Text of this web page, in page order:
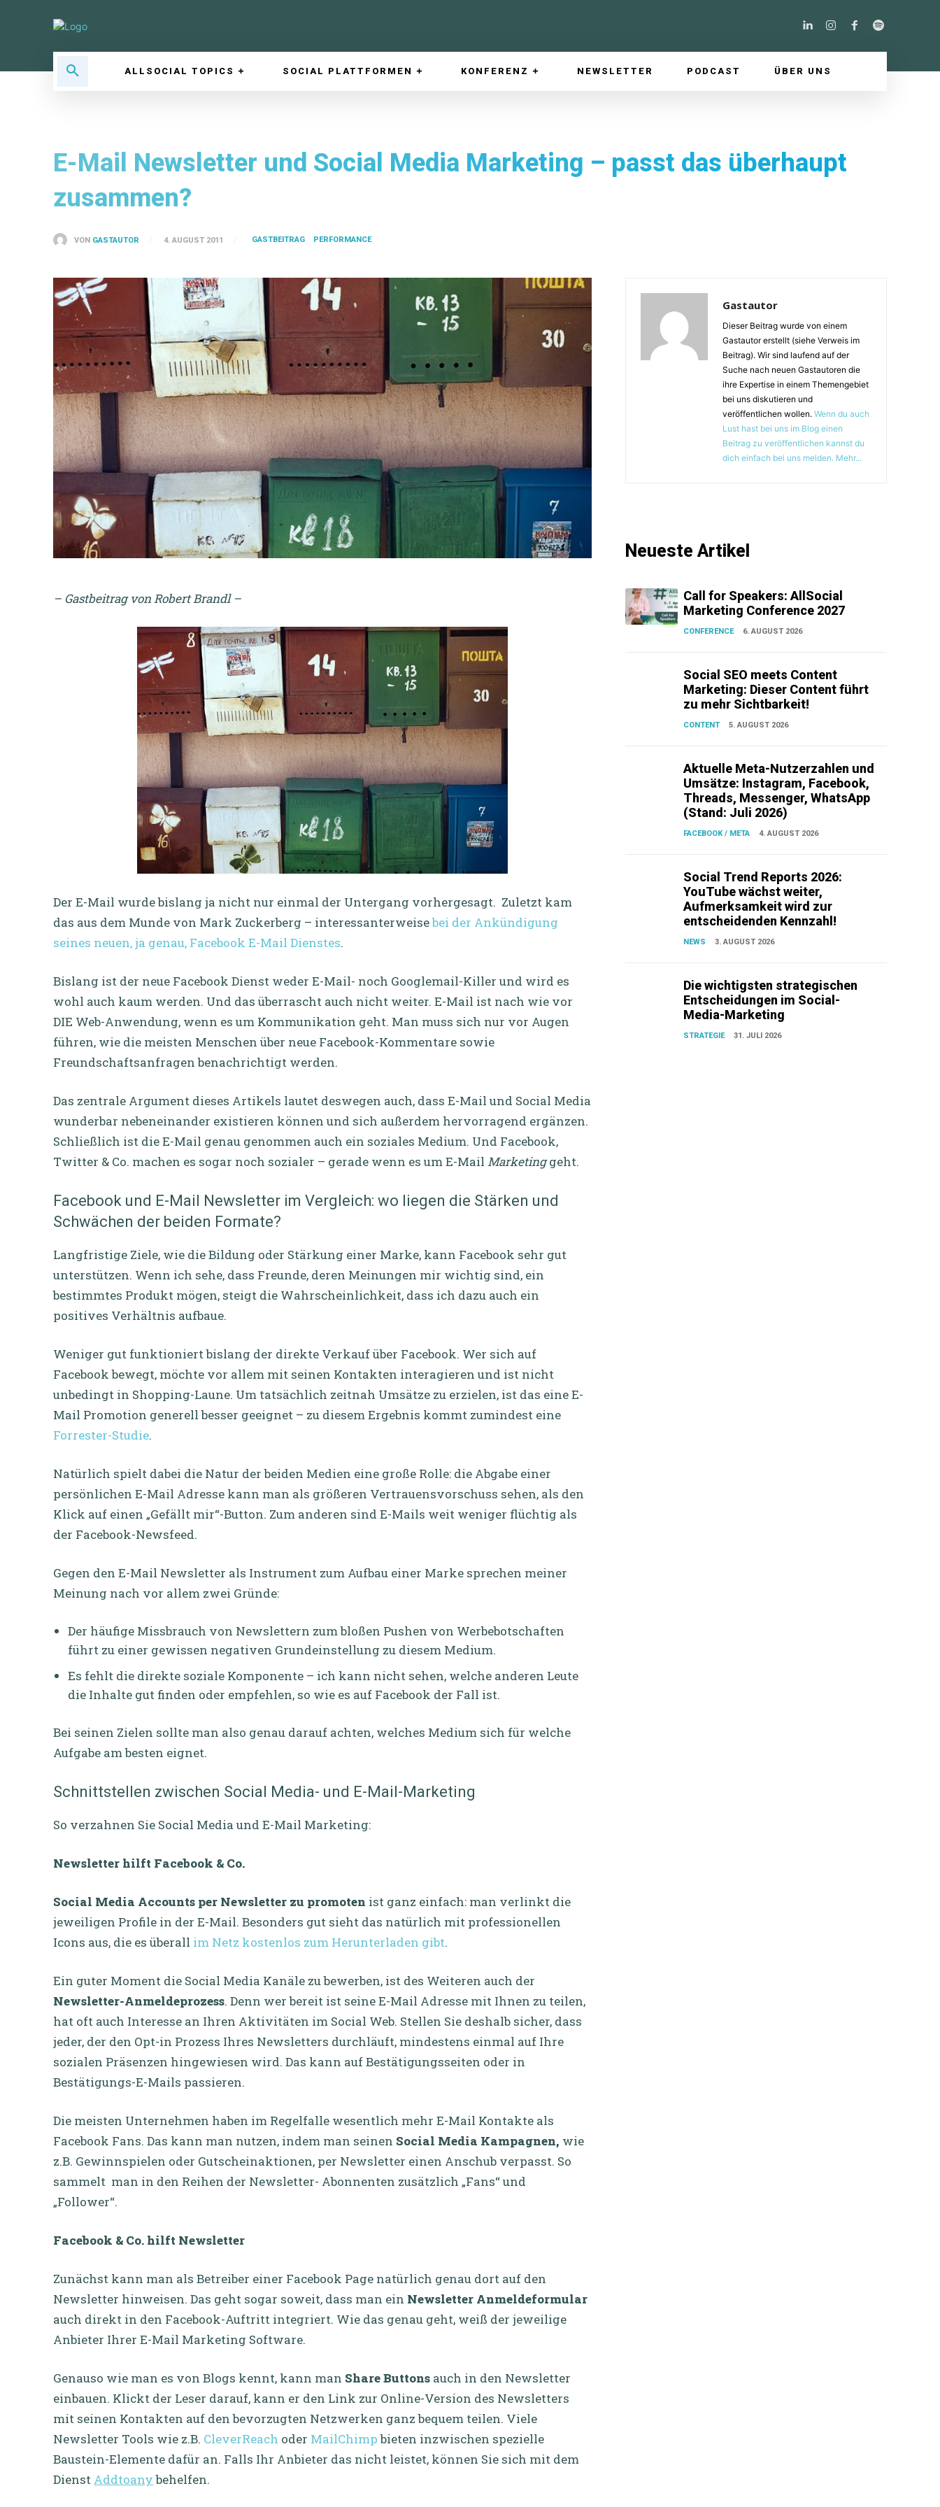
ALLSOCIAL TOPICS SOCIAL PLATTFORMEN KONFERENZ NEWSLETTER PODCAST ÜBER UNS
E-Mail Newsletter und Social Media Marketing – passt das überhaupt
zusammen?
VON GASTAUTOR 4. AUGUST 2011 GASTBEITRAG PERFORMANCE
– Gastbeitrag von Robert Brandl –
Der E-Mail wurde bislang ja nicht nur einmal der Untergang vorhergesagt. Zuletzt kam
das aus dem Munde von Mark Zuckerberg – interessanterweisebei der Ankündigung
seines neuen, ja genau, Facebook E-Mail Dienstes.
Bislang ist der neue Facebook Dienst weder E-Mail- noch Googlemail-Killer und wird es
wohl auch kaum werden. Und das überrascht auch nicht weiter. E-Mail ist nach wie vor
DIE Web-Anwendung, wenn es um Kommunikation geht. Man muss sich nur vor Augen
führen, wie die meisten Menschen über neue Facebook-Kommentare sowie
Freundschaftsanfragen benachrichtigt werden.
Das zentrale Argument dieses Artikels lautet deswegen auch, dass E-Mail und Social Media
wunderbar nebeneinander existieren können und sich außerdem hervorragend ergänzen.
Schließlich ist die E-Mail genau genommen auch ein soziales Medium. Und Facebook,
Twitter & Co. machen es sogar noch sozialer – gerade wenn es um E-Mail Marketinggeht.
Facebook und E-Mail Newsletter im Vergleich: wo liegen die Stärken und
Schwächen der beiden Formate?
Langfristige Ziele, wie die Bildung oder Stärkung einer Marke, kann Facebook sehr gut
unterstützen. Wenn ich sehe, dass Freunde, deren Meinungen mir wichtig sind, ein
bestimmtes Produkt mögen, steigt die Wahrscheinlichkeit, dass ich dazu auch ein
positives Verhältnis aufbaue.
Weniger gut funktioniert bislang der direkte Verkauf über Facebook. Wer sich auf
Facebook bewegt, möchte vor allem mit seinen Kontakten interagieren und ist nicht
unbedingt in Shopping-Laune. Um tatsächlich zeitnah Umsätze zu erzielen, ist das eine E-
Mail Promotion generell besser geeignet – zu diesem Ergebnis kommt zumindest eine
Forrester-Studie.
Natürlich spielt dabei die Natur der beiden Medien eine große Rolle: die Abgabe einer
persönlichen E-Mail Adresse kann man als größeren Vertrauensvorschuss sehen, als den
Klick auf einen „Gefällt mir“-Button. Zum anderen sind E-Mails weit weniger flüchtig als
der Facebook-Newsfeed.
Gegen den E-Mail Newsletter als Instrument zum Aufbau einer Marke sprechen meiner
Meinung nach vor allem zwei Gründe:
Der häufige Missbrauch von Newslettern zum bloßen Pushen von Werbebotschaften
führt zu einer gewissen negativen Grundeinstellung zu diesem Medium.
Es fehlt die direkte soziale Komponente – ich kann nicht sehen, welche anderen Leute
die Inhalte gut finden oder empfehlen, so wie es auf Facebook der Fall ist.
Bei seinen Zielen sollte man also genau darauf achten, welches Medium sich für welche
Aufgabe am besten eignet.
Schnittstellen zwischen Social Media- und E-Mail-Marketing
So verzahnen Sie Social Media und E-Mail Marketing:
Newsletter hilft Facebook & Co.
Social Media Accounts per Newsletter zu promoten ist ganz einfach: man verlinkt die
jeweiligen Profile in der E-Mail. Besonders gut sieht das natürlich mit professionellen
Icons aus, die es überall im Netz kostenlos zum Herunterladen gibt.
Ein guter Moment die Social Media Kanäle zu bewerben, ist des Weiteren auch der
Newsletter-Anmeldeprozess. Denn wer bereit ist seine E-Mail Adresse mit Ihnen zu teilen,
hat oft auch Interesse an Ihren Aktivitäten im Social Web. Stellen Sie deshalb sicher, dass
jeder, der den Opt-in Prozess Ihres Newsletters durchläuft, mindestens einmal auf Ihre
sozialen Präsenzen hingewiesen wird. Das kann auf Bestätigungsseiten oder in
Bestätigungs-E-Mails passieren.
Die meisten Unternehmen haben im Regelfalle wesentlich mehr E-Mail Kontakte als
Facebook Fans. Das kann man nutzen, indem man seinen Social Media Kampagnen, wie
z.B. Gewinnspielen oder Gutscheinaktionen, per Newsletter einen Anschub verpasst. So
sammelt man in den Reihen der Newsletter- Abonnenten zusätzlich „Fans“ und
„Follower“.
Facebook & Co. hilft Newsletter
Zunächst kann man als Betreiber einer Facebook Page natürlich genau dort auf den
Newsletter hinweisen. Das geht sogar soweit, dass man ein Newsletter Anmeldeformular
auch direkt in den Facebook-Auftritt integriert. Wie das genau geht, weiß der jeweilige
Anbieter Ihrer E-Mail Marketing Software.
Genauso wie man es von Blogs kennt, kann man Share Buttons auch in den Newsletter
einbauen. Klickt der Leser darauf, kann er den Link zur Online-Version des Newsletters
mit seinen Kontakten auf den bevorzugten Netzwerken ganz bequem teilen. Viele
Newsletter Tools wie z.B. CleverReach oder MailChimpbieten inzwischen spezielle
Baustein-Elemente dafür an. Falls Ihr Anbieter das nicht leistet, können Sie sich mit dem
Dienst Addtoanybehelfen.
Gastautor
Dieser Beitrag wurde von einem
Gastautor erstellt (siehe Verweis im
Beitrag). Wir sind laufend auf der
Suche nach neuen Gastautoren die
ihre Expertise in einem Themengebiet
bei uns diskutieren und
veröffentlichen wollen.Wenn du auch
Lust hast bei uns im Blog einen
Beitrag zu veröffentlichen kannst du
dich einfach bei uns melden. Mehr...
Neueste Artikel
Call for Speakers: AllSocial
Marketing Conference 2027
CONFERENCE 6. AUGUST 2026
Social SEO meets Content
Marketing: Dieser Content führt
zu mehr Sichtbarkeit!
CONTENT 5. AUGUST 2026
Aktuelle Meta-Nutzerzahlen und
Umsätze: Instagram, Facebook,
Threads, Messenger, WhatsApp
(Stand: Juli 2026)
FACEBOOK / META 4. AUGUST 2026
Social Trend Reports 2026:
YouTube wächst weiter,
Aufmerksamkeit wird zur
entscheidenden Kennzahl!
NEWS 3. AUGUST 2026
Die wichtigsten strategischen
Entscheidungen im Social-
Media-Marketing
STRATEGIE 31. JULI 2026